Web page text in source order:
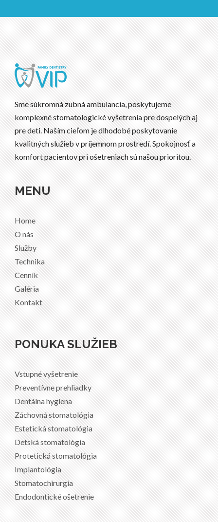
Sme súkromná zubná ambulancia, poskytujeme
komplexné stomatologické vyšetrenia pre dospelých aj
pre deti. Naším cieľom je dlhodobé poskytovanie
kvalitných služieb v príjemnom prostredí. Spokojnosť a
komfort pacientov pri ošetreniach sú našou prioritou.
MENU
Home
O nás
Služby
Technika
Cenník
Galéria
Kontakt
PONUKA SLUŽIEB
Vstupné vyšetrenie
Preventívne prehliadky
Dentálna hygiena
Záchovná stomatológia
Estetická stomatológia
Detská stomatológia
Protetická stomatológia
Implantológia
Stomatochirurgia
Endodontické ošetrenie